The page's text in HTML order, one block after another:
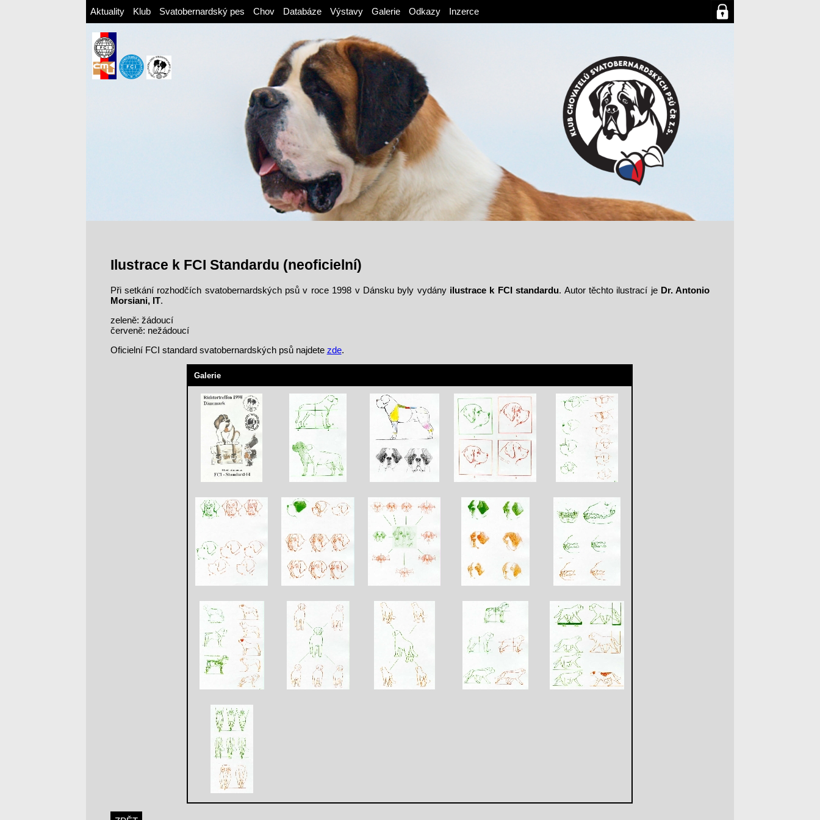
Aktuality Klub Svatobernardský pes Chov Databáze Výstavy Galerie Odkazy Inzerce
Ilustrace k FCI Standardu (neoficielní)
Při setkání rozhodčích svatobernardských psů v roce 1998 v Dánsku byly vydány ilustrace k FCI standardu. Autor těchto ilustrací je Dr. Antonio
Morsiani, IT.
zeleně: žádoucí
červeně: nežádoucí
Oficielní FCI standard svatobernardských psů najdete zde.
Galerie